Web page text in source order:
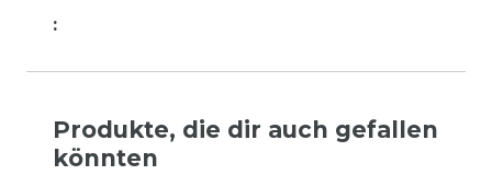
:
Produkte, die dir auch gefallen
könnten